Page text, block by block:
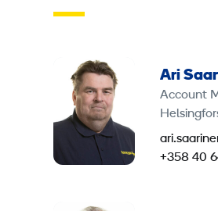
Ari
Account
+358 40